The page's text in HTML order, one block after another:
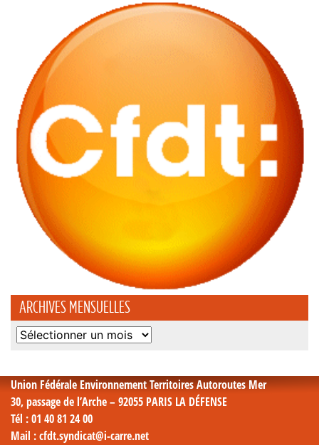
ARCHIVES MENSUELLES
Archives
Union Fédérale Environnement Territoires Autoroutes Mer
30, passage de l’Arche – 92055 PARIS LA DÉFENSE
Tél : 01 40 81 24 00
Mail : cfdt.syndicat@i-carre.net